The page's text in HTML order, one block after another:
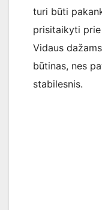
turi būti
prisitaikyti
Vidaus
būtinas, nes
stabilesnis.